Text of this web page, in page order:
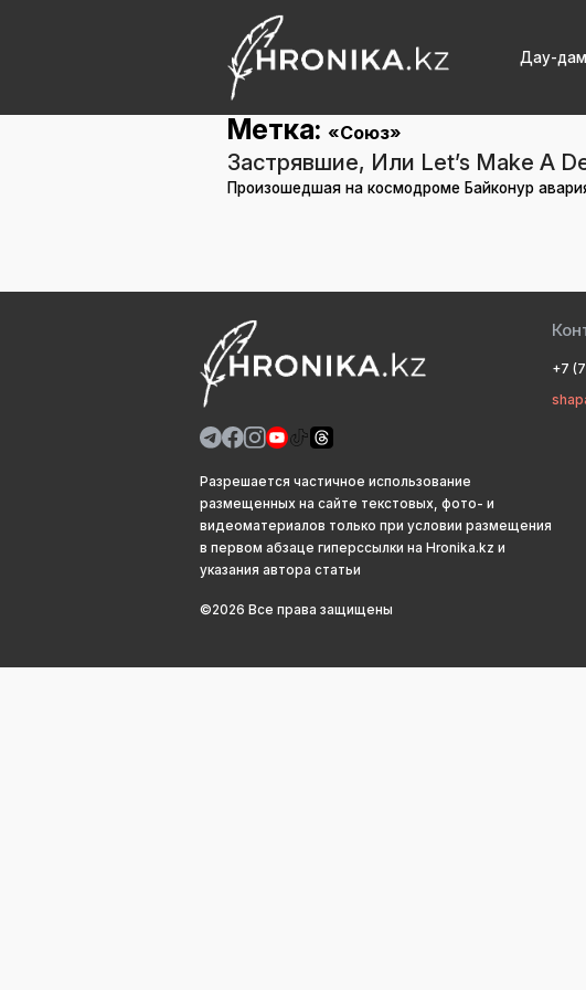
Дау-
Метка: «Союз»
Застрявшие, Или Let’s Make A
Произошедшая на космодроме Байконур
Разрешается частичное использование
размещенных на сайте текстовых, фото- и
видеоматериалов только при условии размещения
в первом абзаце гиперссылки на Hronika.kz и
указания автора статьи
©2026 Все права защищены
+7